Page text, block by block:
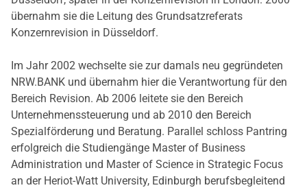
übernahm sie die Leitung des Grundsatzreferats
Konzernrevision in Düsseldorf.
Im Jahr 2002 wechselte sie zur damals neu gegründeten
NRW.BANK und übernahm hier die Verantwortung für den
Bereich Revision. Ab 2006 leitete sie den Bereich
Unternehmenssteuerung und ab 2010 den Bereich
Spezialförderung und Beratung. Parallel schloss Pantring
erfolgreich die Studiengänge Master of Business
Administration und Master of Science in Strategic Focus
an der Heriot-Watt University, Edinburgh berufsbegleitend